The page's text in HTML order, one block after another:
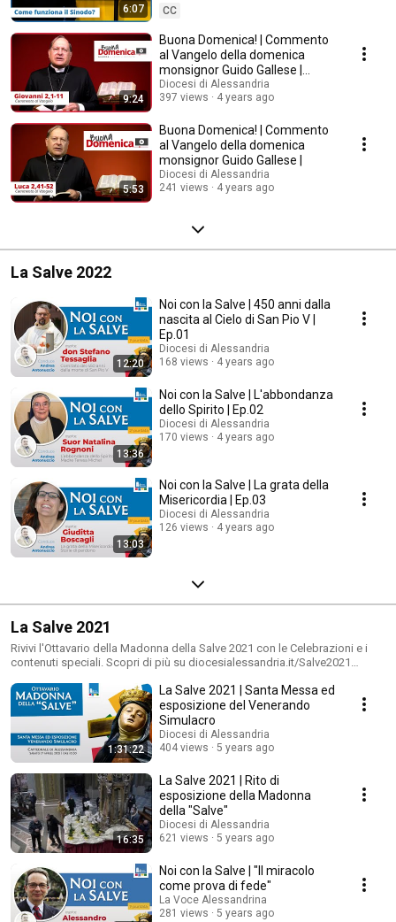
6:07
CC
9:24
Buona Domenica! | Commento
al Vangelo della domenica
monsignor Guido Gallese |
Giovanni 2,1-11
Diocesi di Alessandria
397 views
4 years ago
5:53
Buona Domenica! | Commento
al Vangelo della domenica
monsignor Guido Gallese |
Diocesi di Alessandria
241 views
4 years ago
La Salve 2022
12:20
Noi con la Salve | 450 anni dalla
nascita al Cielo di San Pio V |
Ep.01
Diocesi di Alessandria
168 views
4 years ago
13:36
Noi con la Salve | L'abbondanza
dello Spirito | Ep.02
Diocesi di Alessandria
170 views
4 years ago
13:03
Noi con la Salve | La grata della
Misericordia | Ep.03
Diocesi di Alessandria
126 views
4 years ago
La Salve 2021
Rivivi l'Ottavario della Madonna della Salve 2021 con le Celebrazioni e i
contenuti speciali. Scopri di più su diocesialessandria.it/Salve2021
1:31:22
La Salve 2021 | Santa Messa ed
esposizione del Venerando
Simulacro
Diocesi di Alessandria
404 views
5 years ago
16:35
La Salve 2021 | Rito di
esposizione della Madonna
della "Salve"
Diocesi di Alessandria
621 views
5 years ago
Noi con la Salve | "Il miracolo
come prova di fede"
La Voce Alessandrina
281 views
5 years ago